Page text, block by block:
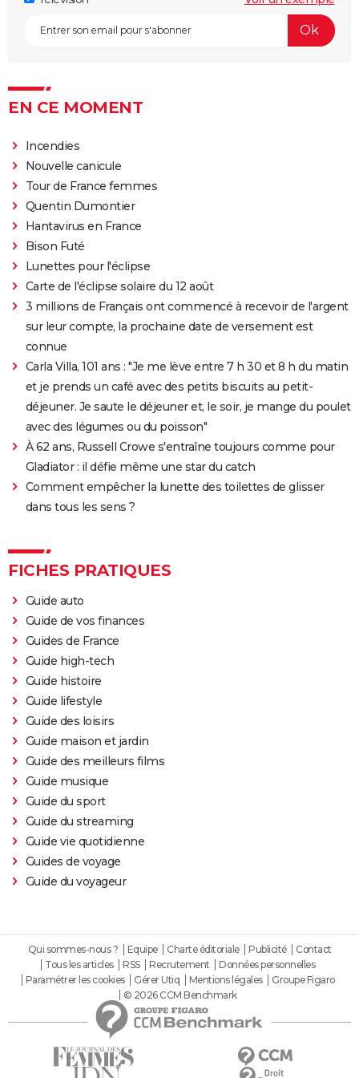
Le diable s'habille en Prada 2 : le film aura-t-il droit à
nominations aux Oscars ont provoqué un tollé
Astérix et Obélix et L'Empire du Milieu : casting,
Kaamelott, premier volet : quand sort la suite du film
au cinéma ?
bourde lors du tournage, l'avez-vous remarquée à
Qu'est-ce qu'on a fait au Bon Dieu 3 : une suite est-
elle prévue ?
Fratè
Les Tuche 4 : la mort de Michel Blanc a été "terrible"
pour Jean-Paul Rouve
En même temps
Les Aventures de Rabbi Jacob
L'Origine du monde
OSS 117 3 : que disent les critiques sur le film ?
Monty Python, Sacré Graal
The French Dispatch : faut-il voir le dernier Wes
Anderson ? Critiques
Gaston Lagaffe : intrigue, avis, streaming... Tout sur
l'adaptation de la BD culte
EN CE MOMENT
Incendies
Nouvelle canicule
Tour de France femmes
Quentin Dumontier
Hantavirus en France
Bison Futé
Lunettes pour l'éclipse
Carte de l'éclipse solaire du 12 août
3 millions de Français ont commencé à recevoir de l'argent
sur leur compte, la prochaine date de versement est
connue
Carla Villa, 101 ans : "Je me lève entre 7 h 30 et 8 h du matin
et je prends un café avec des petits biscuits au petit-
déjeuner. Je saute le déjeuner et, le soir, je mange du poulet
avec des légumes ou du poisson"
À 62 ans, Russell Crowe s'entraîne toujours comme pour
Gladiator : il défie même une star du catch
Comment empêcher la lunette des toilettes de glisser
dans tous les sens ?
FICHES PRATIQUES
Guide auto
Guide de vos finances
Guides de France
Guide high-tech
Guide histoire
Guide lifestyle
Guide des loisirs
Guide maison et jardin
Guide des meilleurs films
Guide musique
Guide du sport
Guide du streaming
Guide vie quotidienne
Guides de voyage
Guide du voyageur
Qui sommes-nous ? Equipe Charte éditoriale Publicité
Contact
Tous les articles
RSS Recrutement
Données personnelles
Paramétrer les cookies
Gérer Utiq Mentions légales
Groupe Figaro
© 2026 CCM Benchmark